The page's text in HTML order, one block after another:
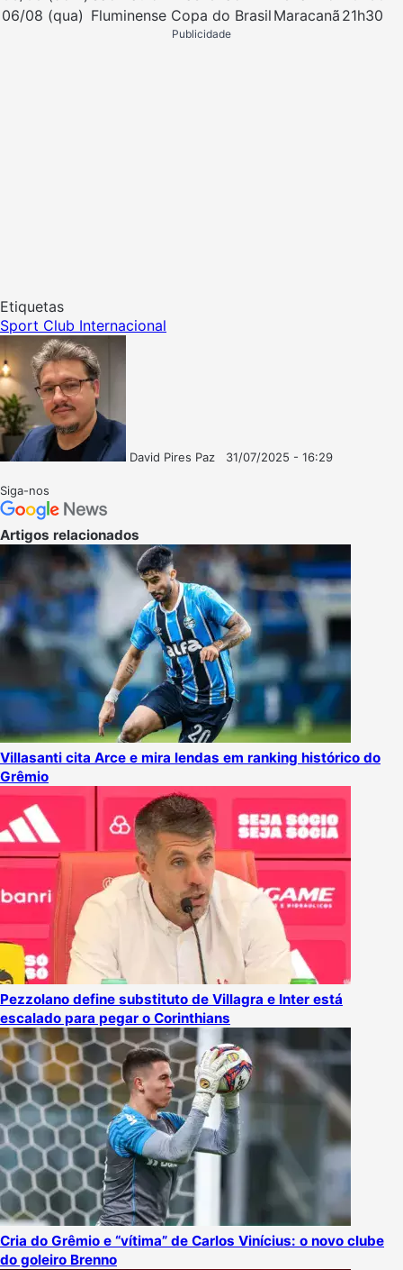
06/08 (qua) Fluminense Copa do Brasil Maracanã 21h30
Publicidade
Etiquetas
Sport Club Internacional
David Pires Paz
31/07/2025 - 16:29
Siga-nos
Artigos relacionados
Villasanti cita Arce e mira lendas em ranking histórico do
Grêmio
Pezzolano define substituto de Villagra e Inter está
escalado para pegar o Corinthians
Cria do Grêmio e “vítima” de Carlos Vinícius: o novo clube
do goleiro Brenno